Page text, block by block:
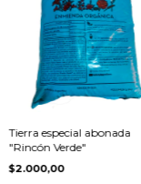
Tierra especial abonada
"Rincón Verde"
$2.000,00